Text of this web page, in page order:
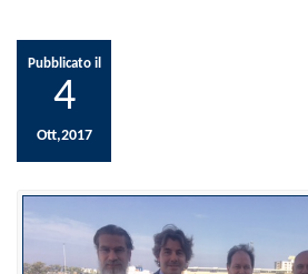
Pubblicato il
4
Ott,2017